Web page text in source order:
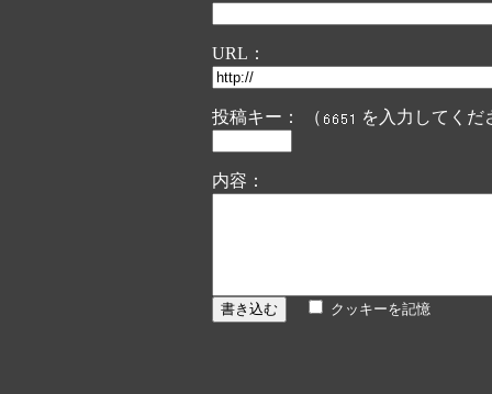
URL：
投稿キー： （ を入力してくだ
内容：
クッキーを記憶